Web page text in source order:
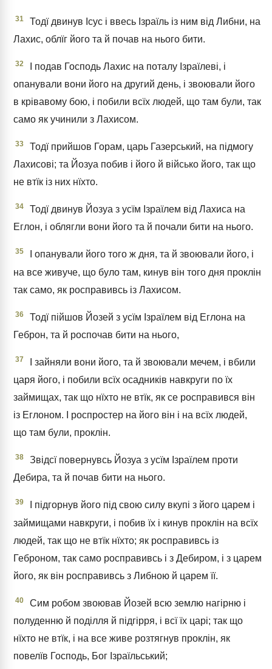
31
Тодї двинув Ісус і ввесь Ізраїль із ним від Либни, на
Лахис, облїг його та й почав на нього бити.
32
І подав Господь Лахис на поталу Ізраїлеві, і
опанували вони його на другий день, і звоювали його
в крівавому бою, і побили всїх людей, що там були, так
само як учинили з Лахисом.
33
Тодї прийшов Горам, царь Газерський, на підмогу
Лахисові; та Йозуа побив і його й військо його, так що
не втїк із них нїхто.
34
Тодї двинув Йозуа з усїм Ізраїлем від Лахиса на
Еглон, і облягли вони його та й почали бити на нього.
35
І опанували його того ж дня, та й звоювали його, і
на все живуче, що було там, кинув він того дня проклін
так само, як росправивсь із Лахисом.
36
Тодї пійшов Йозей з усїм Ізраїлем від Еглона на
Геброн, та й роспочав бити на нього,
37
І зайняли вони його, та й звоювали мечем, і вбили
царя його, і побили всїх осадників навкруги по їх
займищах, так що нїхто не втїк, як се росправився він
із Еглоном. І роспростер на його він і на всїх людей,
що там були, проклін.
38
Звідсї повернувсь Йозуа з усїм Ізраїлем проти
Дебира, та й почав бити на нього.
39
І підгорнув його під свою силу вкупі з його царем і
займищами навкруги, і побив їх і кинув проклін на всїх
людей, так що не втїк нїхто; як росправивсь із
Геброном, так само росправивсь і з Дебиром, і з царем
його, як він росправивсь з Либною й царем її.
40
Сим робом звоював Йозей всю землю нагірню і
полуденню й поділля й підгірря, і всї їх царі; так що
нїхто не втїк, і на все живе розтягнув проклін, як
повелїв Господь, Бог Ізраїльський;